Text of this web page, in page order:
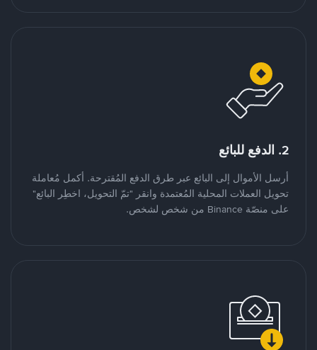
2. الدفع للبائع
أرسل الأموال إلى البائع عبر طرق الدفع المُقترحة. أكمل مُعاملة
تحويل العملات المحلية المُعتمدة وانقر "تمّ التحويل، اخطِر البائع"
على منصّة Binance من شخص لشخص.